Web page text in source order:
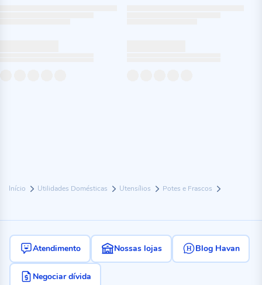
Início Utilidades Domésticas Utensílios Potes e Frascos
Atendimento Nossas lojas Blog Havan
Negociar dívida